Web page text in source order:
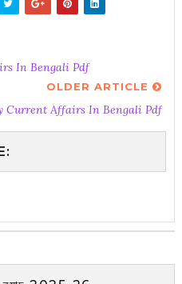
In Bengali Pdf
OLDER ARTICLE
Current Affairs In Bengali Pdf